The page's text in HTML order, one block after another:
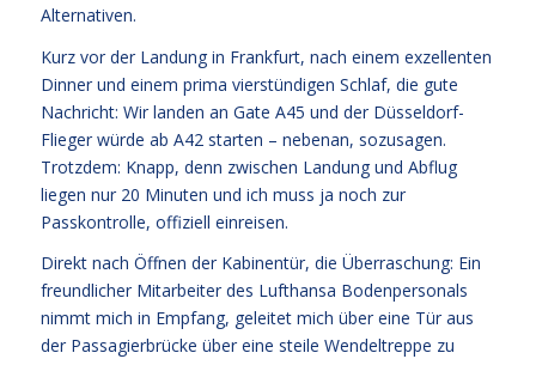
Alternativen.
Kurz vor der Landung in Frankfurt, nach einem exzellenten
Dinner und einem prima vierstündigen Schlaf, die gute
Nachricht: Wir landen an Gate A45 und der Düsseldorf-
Flieger würde ab A42 starten – nebenan, sozusagen.
Trotzdem: Knapp, denn zwischen Landung und Abflug
liegen nur 20 Minuten und ich muss ja noch zur
Passkontrolle, offiziell einreisen.
Direkt nach Öffnen der Kabinentür, die Überraschung: Ein
freundlicher Mitarbeiter des Lufthansa Bodenpersonals
nimmt mich in Empfang, geleitet mich über eine Tür aus
der Passagierbrücke über eine steile Wendeltreppe zu